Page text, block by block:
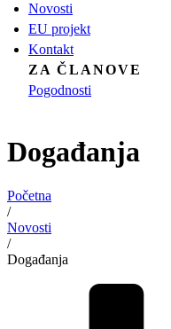
Novosti
EU projekt
Kontakt
ZA ČLANOVE
Pogodnosti
Događanja
Početna
/
Novosti
/
Događanja